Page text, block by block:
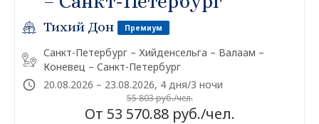
Тихий Дон Премиум
Санкт-Петербург – Хийденсельга – Валаам –
Коневец – Санкт-Петербург
20.08.2026 – 23.08.2026, 4 дня/3 ночи
55 803 руб./чел.
От 53 570.88 руб./чел.